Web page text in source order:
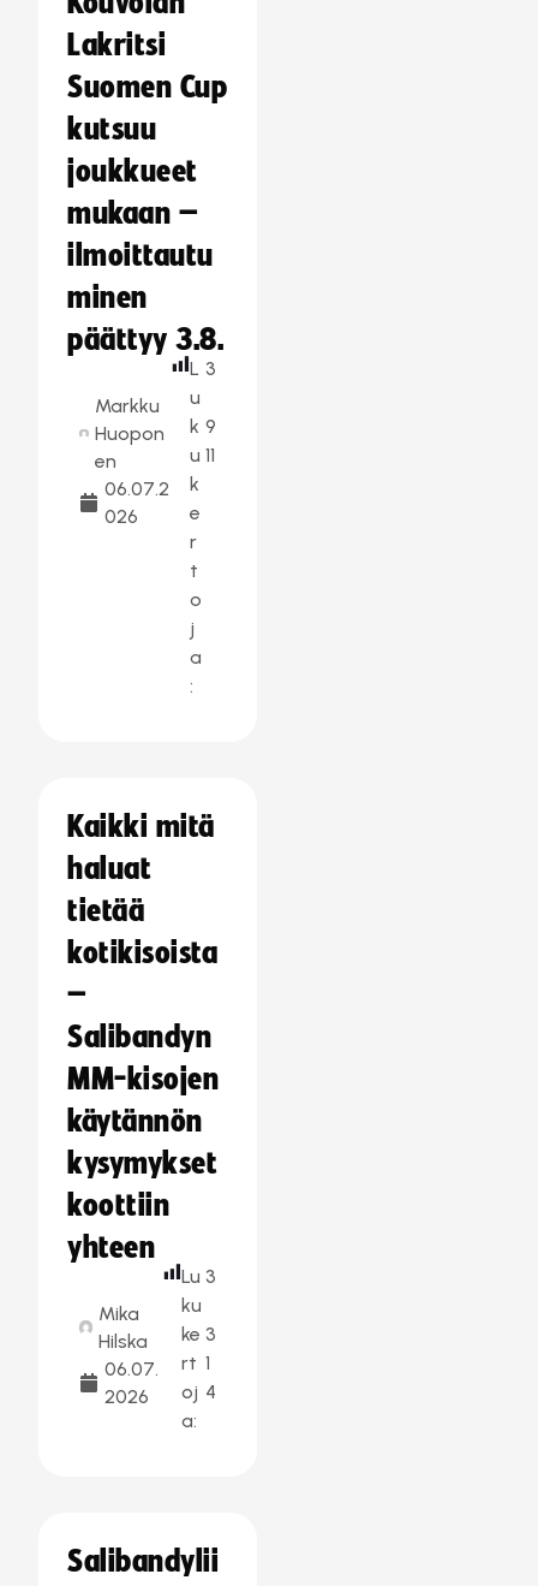
Lakritsi
Suomen Cup
kutsuu
joukkueet
mukaan –
ilmoittautu
minen
päättyy 3.8.
Markku
Huopon
en
06.07.2
026
L
u
k
u
k
e
r
t
o
j
a
:
3
9
11
Kaikki mitä
haluat
tietää
kotikisoista
–
Salibandyn
MM-kisojen
käytännön
kysymykset
koottiin
yhteen
Mika
Hilska
06.07.
2026
Lu
ku
ke
rt
oj
a:
3
3
1
4
Salibandylii